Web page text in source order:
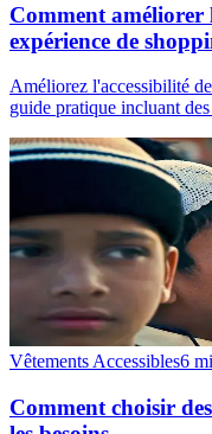
Comment améliorer
expérience de
Améliorez l'accessibilité
guide pratique incluant
Vêtements Accessibles6
Comment choisir